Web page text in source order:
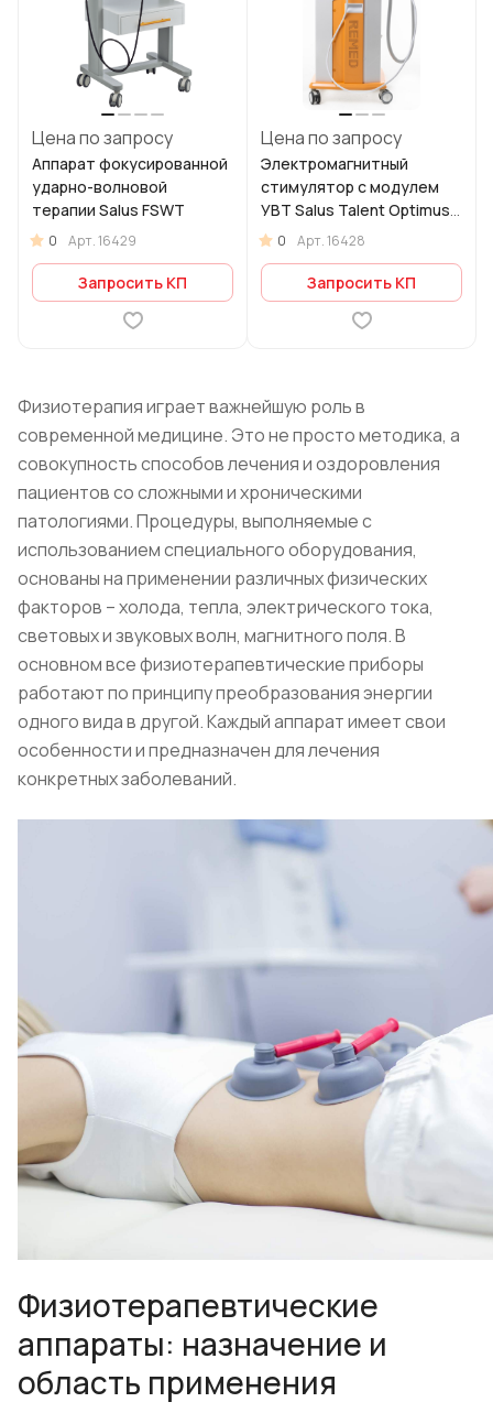
Цена по запросу
Аппарат фокусированной
ударно-волновой
терапии Salus FSWT
0 Арт.16429
Запросить КП
Цена по запросу
Электромагнитный
стимулятор с модулем
УВТ Salus Talent Optimus
Pro
0 Арт.16428
Запросить КП
Физиотерапия играет важнейшую роль в
современной медицине. Это не просто методика, а
совокупность способов лечения и оздоровления
пациентов со сложными и хроническими
патологиями. Процедуры, выполняемые с
использованием специального оборудования,
основаны на применении различных физических
факторов – холода, тепла, электрического тока,
световых и звуковых волн, магнитного поля. В
основном все физиотерапевтические приборы
работают по принципу преобразования энергии
одного вида в другой. Каждый аппарат имеет свои
особенности и предназначен для лечения
конкретных заболеваний.
Физиотерапевтические
аппараты: назначение и
область применения